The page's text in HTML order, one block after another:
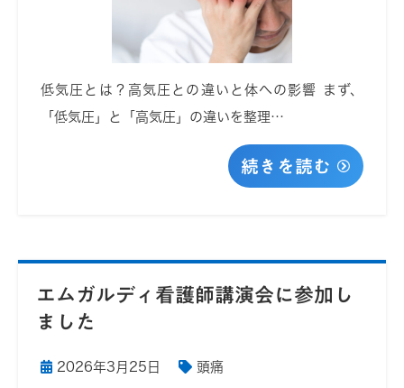
低気圧とは？高気圧との違いと体への影響 まず、
「低気圧」と「高気圧」の違いを整理…
続きを読む
エムガルディ看護師講演会に参加し
ました
2026年3月25日 頭痛